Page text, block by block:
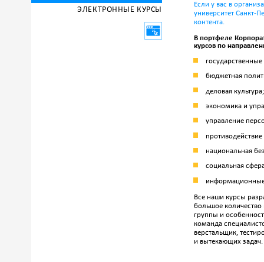
ЭЛЕКТРОННЫЕ КУРСЫ
Если у вас в
университет Санкт-
контента.
В портфеле
курсов по
бюджетная
деловая культура;
экономика и
управление
национальная
социальная
Все наши курсы
большое количество
группы и
команда
верстальщик,
и вытекающих задач.